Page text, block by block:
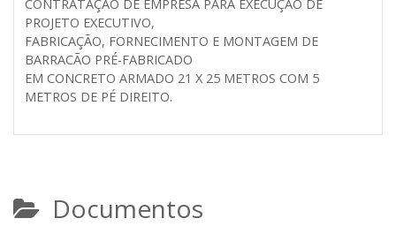
CONTRATAÇÃO DE EMPRESA PARA EXECUÇÃO DE
PROJETO EXECUTIVO,
FABRICAÇÃO, FORNECIMENTO E MONTAGEM DE
BARRACÃO PRÉ-FABRICADO
EM CONCRETO ARMADO 21 X 25 METROS COM 5
METROS DE PÉ DIREITO.
Documentos